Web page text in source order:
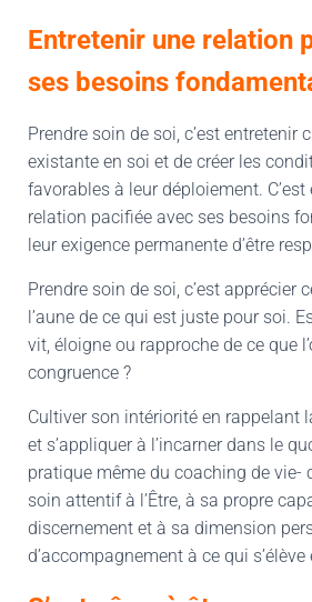
Entretenir une relation
ses besoins
Prendre soin de soi, c’est entretenir
existante en soi et de créer les
favorables à leur déploiement.
relation pacifiée avec ses besoins
leur exigence permanente d’être
Prendre soin de soi, c’est apprécier
l’aune de ce qui est juste pour soi.
vit, éloigne ou rapproche de ce que
congruence ?
Cultiver son intériorité en rappelant
et s’appliquer à l’incarner dans le
pratique même du coaching de vie-
soin attentif à l’Être, à sa propre
discernement et à sa dimension
d’accompagnement à ce qui s’élève